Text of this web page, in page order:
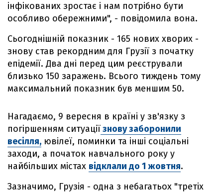
інфікованих зростає і нам потрібно бути
особливо обережними", - повідомила вона.
Сьогоднішній показник - 165 нових хворих -
знову став рекордним для Грузії з початку
епідемії. Два дні перед цим реєстрували
близько 150 заражень. Всього тиждень тому
максимальний показник був меншим 50.
Нагадаємо, 9 вересня в країні у зв'язку з
погіршенням ситуаціїзнову заборонили
весілля, ювілеї, поминки та інші соціальні
заходи, а початок навчального року у
найбільших містах відклали до 1 жовтня.
Зазначимо, Грузія - одна з небагатьох "третіх